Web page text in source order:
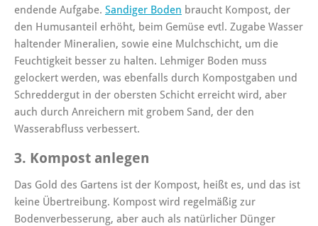
endende Aufgabe. Sandiger Boden braucht Kompost, der
den Humusanteil erhöht, beim Gemüse evtl. Zugabe Wasser
haltender Mineralien, sowie eine Mulchschicht, um die
Feuchtigkeit besser zu halten. Lehmiger Boden muss
gelockert werden, was ebenfalls durch Kompostgaben und
Schreddergut in der obersten Schicht erreicht wird, aber
auch durch Anreichern mit grobem Sand, der den
Wasserabfluss verbessert.
3. Kompost anlegen
Das Gold des Gartens ist der Kompost, heißt es, und das ist
keine Übertreibung. Kompost wird regelmäßig zur
Bodenverbesserung, aber auch als natürlicher Dünger